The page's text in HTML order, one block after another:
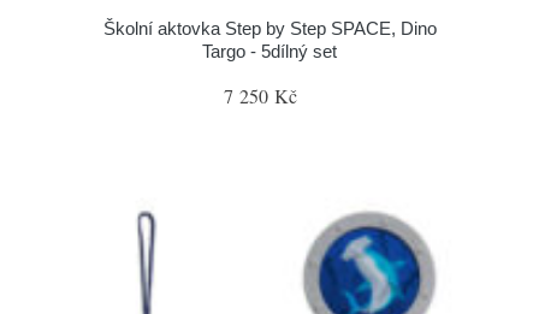
Školní aktovka Step by Step SPACE, Dino
Targo - 5dílný set
7 250 Kč